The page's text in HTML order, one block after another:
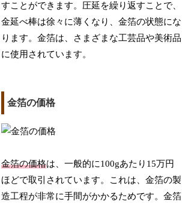
すことができます。圧延を繰り返すことで、
金延べ棒は徐々に薄くなり、金箔の状態にな
ります。金箔は、さまざまな工芸品や美術品
に使用されています。
金箔の価格
金箔の価格は、一般的に100gあたり15万円
ほどで取引されています。これは、金箔の製
造工程が非常に手間がかかるためです。金箔